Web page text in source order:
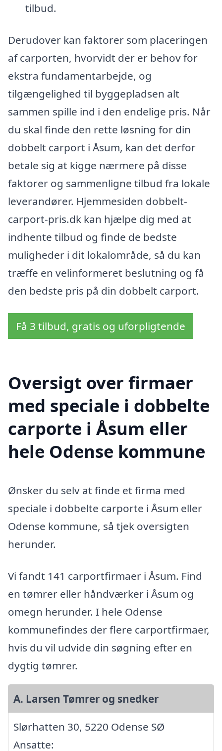
tilbud.
Derudover kan faktorer som placeringen
af carporten, hvorvidt der er behov for
ekstra fundamentarbejde, og
tilgængelighed til byggepladsen alt
sammen spille ind i den endelige pris. Når
du skal finde den rette løsning for din
dobbelt carport i Åsum, kan det derfor
betale sig at kigge nærmere på disse
faktorer og sammenligne tilbud fra lokale
leverandører. Hjemmesiden dobbelt-
carport-pris.dk kan hjælpe dig med at
indhente tilbud og finde de bedste
muligheder i dit lokalområde, så du kan
træffe en velinformeret beslutning og få
den bedste pris på din dobbelt carport.
Få 3 tilbud, gratis og uforpligtende
Oversigt over firmaer
med speciale i dobbelte
carporte i Åsum eller
hele Odense kommune
Ønsker du selv at finde et firma med
speciale i dobbelte carporte i Åsum eller
Odense kommune, så tjek oversigten
herunder.
Vi fandt 141 carportfirmaer i Åsum. Find
en tømrer eller håndværker i Åsum og
omegn herunder. I hele Odense
kommunefindes der flere carportfirmaer,
hvis du vil udvide din søgning efter en
dygtig tømrer.
A. Larsen Tømrer og snedker
Slørhatten 30, 5220 Odense SØ
Ansatte: